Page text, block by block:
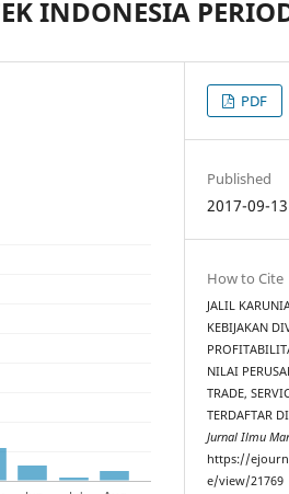
INDONESIA
PDF
Published
2017-09-13
How to Cite
JALIL
KEBIJAKAN
NILAI
TRADE,
TERDAFTAR
Jurnal Ilmu
https://
e/view/21769